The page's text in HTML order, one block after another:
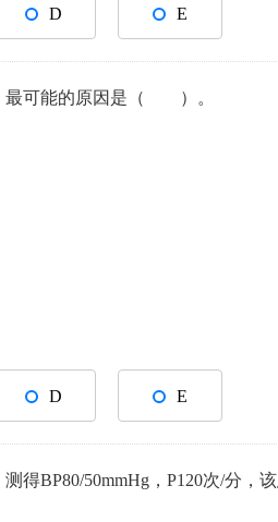
D E
最可能的原因是（ ）。
D E
测得BP80/50mmHg，P120次/分